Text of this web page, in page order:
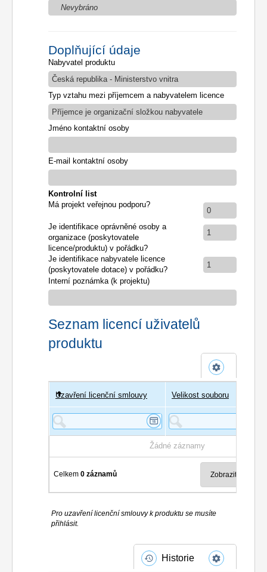
Nevybráno
Doplňující údaje
Nabyvatel produktu
Česká republika - Ministerstvo vnitra
Typ vztahu mezi příjemcem a nabyvatelem licence
Příjemce je organizační složkou nabyvatele
Jméno kontaktní osoby
E-mail kontaktní osoby
Kontrolní list
Má projekt veřejnou podporu?
0
Je identifikace oprávněné osoby a
organizace (poskytovatele
licence/produktu) v pořádku?
1
Je identifikace nabyvatele licence
(poskytovatele dotace) v pořádku?
1
Interní poznámka (k projektu)
Seznam licencí uživatelů
produktu
Uživatel
Uzavření licenční smlouvy Velikost souboru
Žádné záznamy
Celkem0 záznamů
Pro uzavření licenční smlouvy k produktu se musíte
přihlásit.
Historie